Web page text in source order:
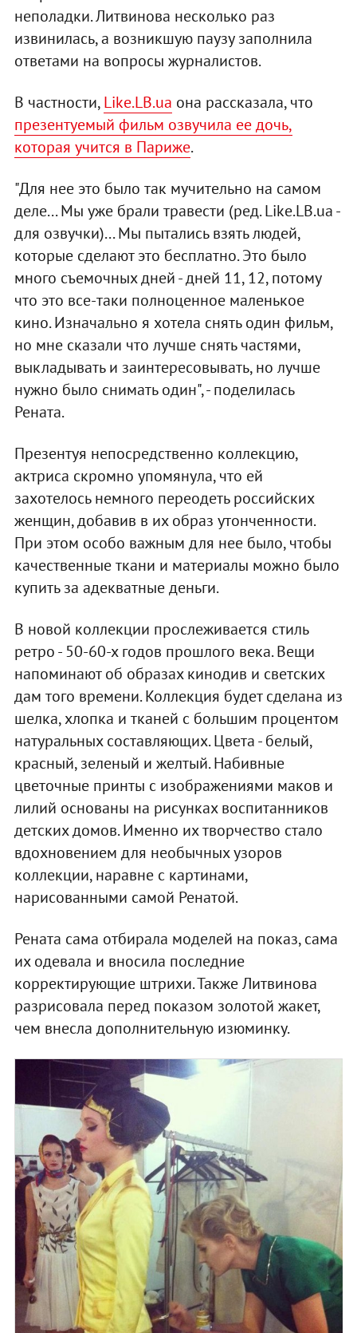
неполадки. Литвинова несколько раз
извинилась, а возникшую паузу заполнила
ответами на вопросы журналистов.
В частности,Like.LB.ua она рассказала, что
презентуемый фильм озвучила ее дочь,
которая учится в Париже.
"Для нее это было так мучительно на самом
деле... Мы уже брали травести (ред. Like.LB.ua -
для озвучки)... Мы пытались взять людей,
которые сделают это бесплатно. Это было
много съемочных дней - дней 11, 12, потому
что это все-таки полноценное маленькое
кино. Изначально я хотела снять один фильм,
но мне сказали что лучше снять частями,
выкладывать и заинтересовывать, но лучше
нужно было снимать один", - поделилась
Рената.
Презентуя непосредственно коллекцию,
актриса скромно упомянула, что ей
захотелось немного переодеть российских
женщин, добавив в их образ утонченности.
При этом особо важным для нее было, чтобы
качественные ткани и материалы можно было
купить за адекватные деньги.
В новой коллекции прослеживается стиль
ретро - 50-60-х годов прошлого века. Вещи
напоминают об образах кинодив и светских
дам того времени. Коллекция будет сделана из
шелка, хлопка и тканей с большим процентом
натуральных составляющих. Цвета - белый,
красный, зеленый и желтый. Набивные
цветочные принты с изображениями маков и
лилий основаны на рисунках воспитанников
детских домов. Именно их творчество стало
вдохновением для необычных узоров
коллекции, наравне с картинами,
нарисованными самой Ренатой.
Рената сама отбирала моделей на показ, сама
их одевала и вносила последние
корректирующие штрихи. Также Литвинова
разрисовала перед показом золотой жакет,
чем внесла дополнительную изюминку.